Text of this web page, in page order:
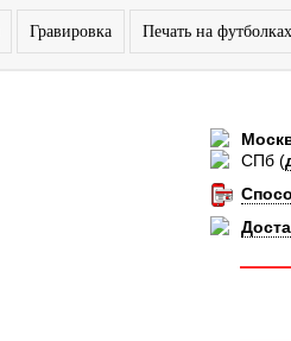
Гравировка Печать на футболках
СПб (